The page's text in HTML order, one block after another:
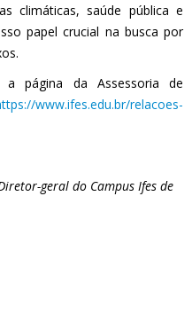
climáticas, saúde pública e
papel crucial na busca por
a página da Assessoria de
www.ifes.edu.br/relacoes-
geral do Campus Ifes de